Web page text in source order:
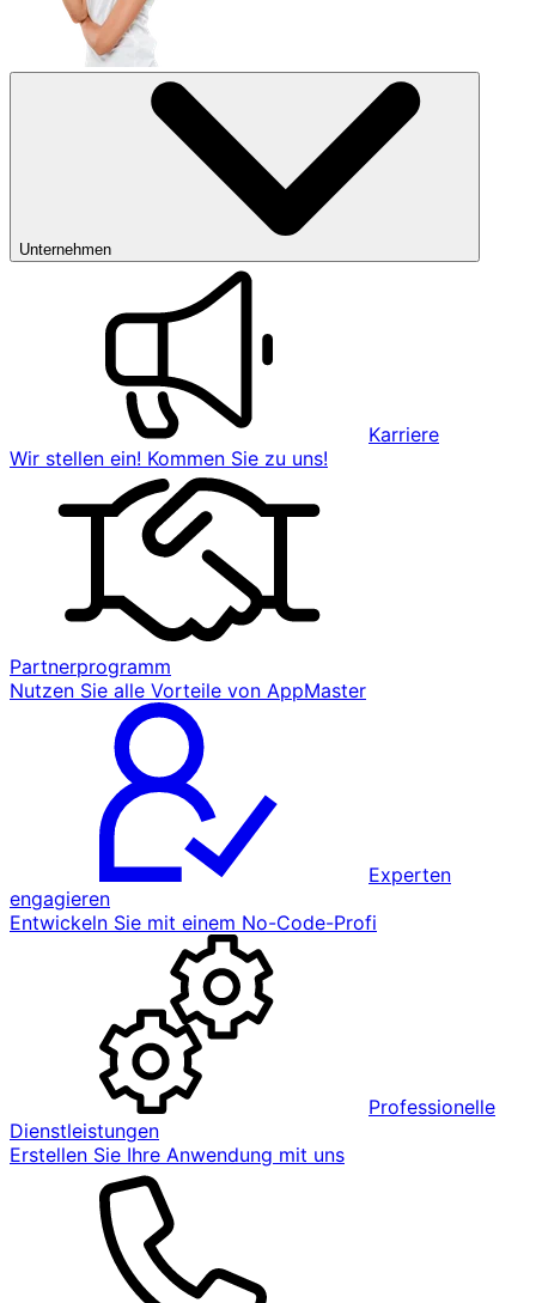
Unternehmen
Karriere
Wir stellen ein! Kommen Sie zu uns!
Partnerprogramm
Nutzen Sie alle Vorteile von AppMaster
Experten
engagieren
Entwickeln Sie mit einem No-Code-Profi
Professionelle
Dienstleistungen
Erstellen Sie Ihre Anwendung mit uns